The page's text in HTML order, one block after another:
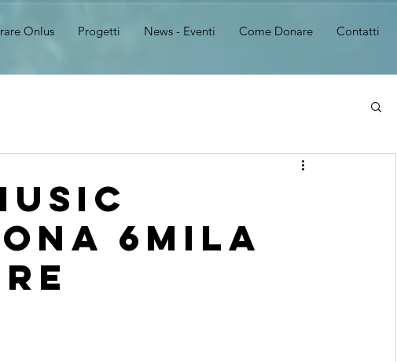
Onlus Progetti News - Eventi Come Donare Contatti
6mila